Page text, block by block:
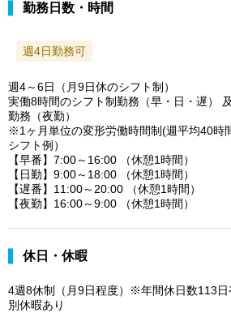
勤務日数・時間
週4日勤務可
週4～6日（月9日休のシフト制）
実働8時間のシフト制勤務（早・日・遅）
勤務（夜勤）
※1ヶ月単位の変形労働時間制(週平均40時
シフト例）
【早番】7:00～16:00 （休憩1時間）
【日勤】9:00～18:00 （休憩1時間）
【遅番】11:00～20:00 （休憩1時間）
【夜勤】16:00～9:00 （休憩1時間）
休日・休暇
4週8休制（月9日程度）※年間休日数113
別休暇あり